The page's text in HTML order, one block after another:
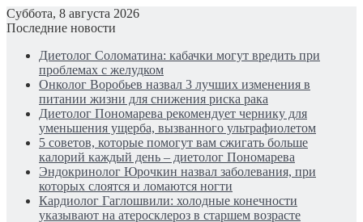
Суббота, 8 августа 2026
Последние новости
Диетолог Соломатина: кабачки могут вредить при
проблемах с желудком
Онколог Воробьев назвал 3 лучших изменения в
питании жизни для снижения риска рака
Диетолог Пономарева рекомендует чернику для
уменьшения ущерба, вызванного ультрафиолетом
5 советов, которые помогут вам сжигать больше
калорий каждый день – диетолог Пономарева
Эндокринолог Юрочкин назвал заболевания, при
которых слоятся и ломаются ногти
Кардиолог Гаглошвили: холодные конечности
указывают на атеросклероз в старшем возрасте